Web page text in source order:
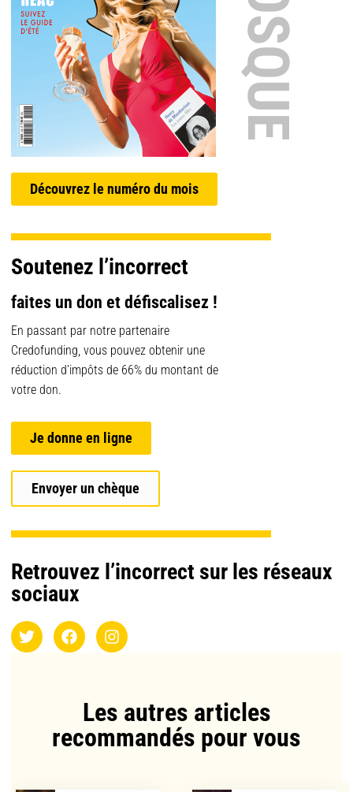
Découvrez le numéro du mois
Soutenez l’incorrect
faites un don et défiscalisez !
En passant par notre partenaire
Credofunding, vous pouvez obtenir une
réduction d’impôts de 66% du montant de
votre don.
Je donne en ligne
Envoyer un chèque
Retrouvez l’incorrect sur les réseaux
sociaux
Les autres articles
recommandés pour vous​